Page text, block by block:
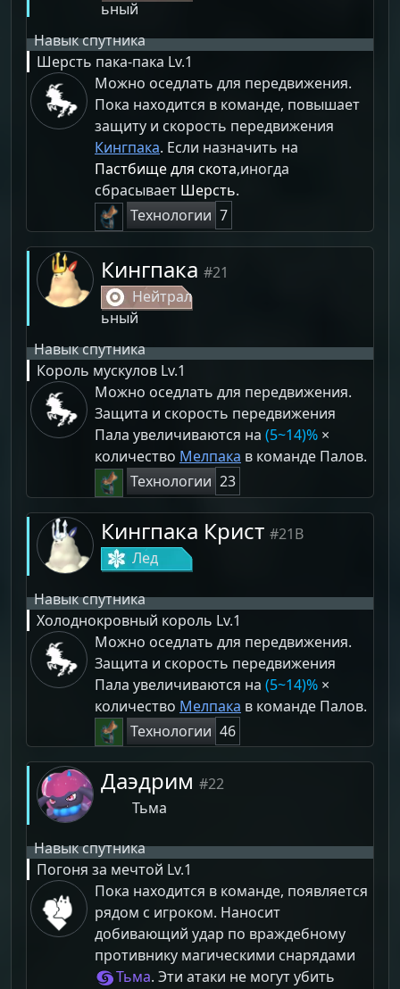
ьный
Навык спутника
Шерсть пака-пака Lv.1
Можно оседлать для передвижения.
Пока находится в команде, повышает
защиту и скорость передвижения
Кингпака. Если назначить на
Пастбище для скота,иногда
сбрасывает Шерсть.
Технологии 7
Кингпака #21
Нейтрал
ьный
Навык спутника
Король мускулов Lv.1
Можно оседлать для передвижения.
Защита и скорость передвижения
Пала увеличиваются на (5~14)% ×
количество Мелпака в команде Палов.
Технологии 23
Кингпака Крист #21B
Лед
Навык спутника
Холоднокровный король Lv.1
Можно оседлать для передвижения.
Защита и скорость передвижения
Пала увеличиваются на (5~14)% ×
количество Мелпака в команде Палов.
Технологии 46
Даэдрим #22
Тьма
Навык спутника
Погоня за мечтой Lv.1
Пока находится в команде, появляется
рядом с игроком. Наносит
добивающий удар по враждебному
противнику магическими снарядами
Тьма. Эти атаки не могут убить